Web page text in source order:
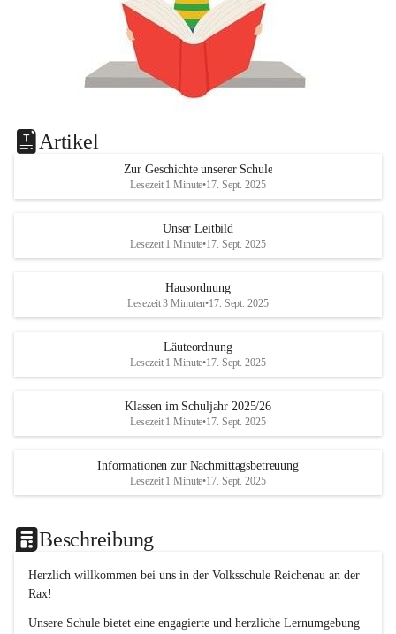
Artikel
Zur Geschichte unserer Schule
Lesezeit 1 Minute•17. Sept. 2025
Unser Leitbild
Lesezeit 1 Minute•17. Sept. 2025
Hausordnung
Lesezeit 3 Minuten•17. Sept. 2025
Läuteordnung
Lesezeit 1 Minute•17. Sept. 2025
Klassen im Schuljahr 2025/26
Lesezeit 1 Minute•17. Sept. 2025
Informationen zur Nachmittagsbetreuung
Lesezeit 1 Minute•17. Sept. 2025
Beschreibung
Herzlich willkommen bei uns in der Volksschule Reichenau an der
Rax!
Unsere Schule bietet eine engagierte und herzliche Lernumgebung